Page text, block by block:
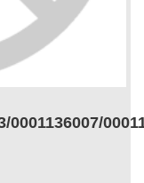
0001136007/